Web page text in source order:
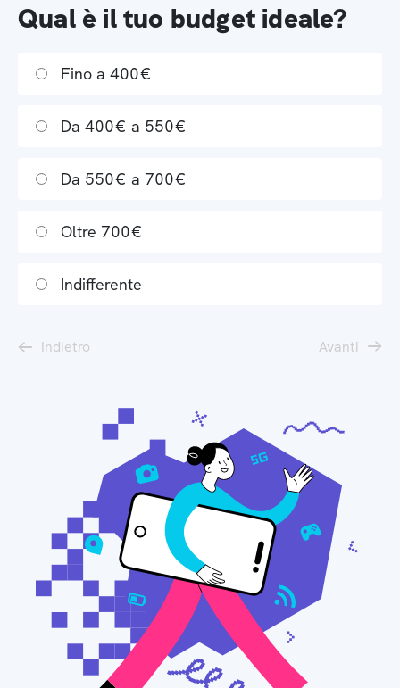
Qual è il tuo budget ideale?
Fino a 400€
Da 400€ a 550€
Da 550€ a 700€
Oltre 700€
Indifferente
Indietro Avanti